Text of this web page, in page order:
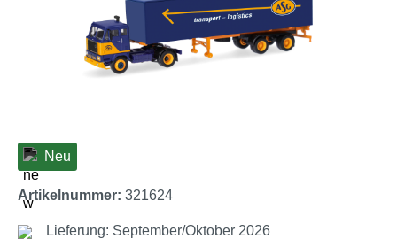
Neu
Artikelnummer: 321624
Lieferung: September/Oktober 2026